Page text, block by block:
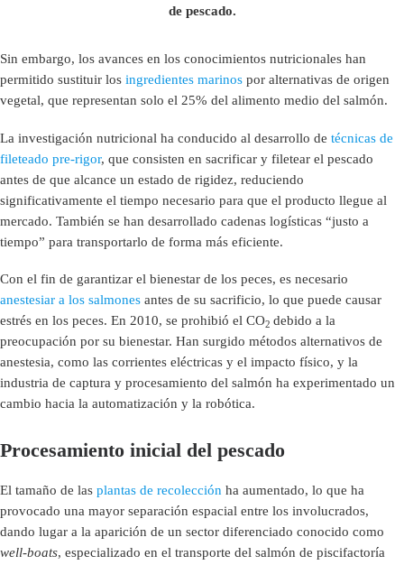
de pescado.
Sin embargo, los avances en los conocimientos nutricionales han
permitido sustituir los ingredientes marinos por alternativas de origen
vegetal, que representan solo el 25% del alimento medio del salmón.
La investigación nutricional ha conducido al desarrollo de técnicas de
fileteado pre-rigor, que consisten en sacrificar y filetear el pescado
antes de que alcance un estado de rigidez, reduciendo
significativamente el tiempo necesario para que el producto llegue al
mercado. También se han desarrollado cadenas logísticas “justo a
tiempo” para transportarlo de forma más eficiente.
Con el fin de garantizar el bienestar de los peces, es necesario
anestesiar a los salmones antes de su sacrificio, lo que puede causar
estrés en los peces. En 2010, se prohibió el CO2 debido a la
preocupación por su bienestar. Han surgido métodos alternativos de
anestesia, como las corrientes eléctricas y el impacto físico, y la
industria de captura y procesamiento del salmón ha experimentado un
cambio hacia la automatización y la robótica.
Procesamiento inicial del pescado
El tamaño de las plantas de recolección ha aumentado, lo que ha
provocado una mayor separación espacial entre los involucrados,
dando lugar a la aparición de un sector diferenciado conocido como
well-boats, especializado en el transporte del salmón de piscifactoría